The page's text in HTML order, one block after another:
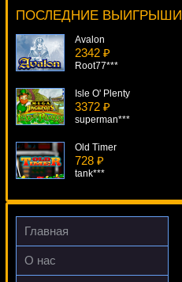
ПОСЛЕДНИЕ ВЫИГРЫШИ
Panamer***
Avalon
2342 ₽
Root77***
Isle O' Plenty
3372 ₽
superman***
Old Timer
728 ₽
tank***
Zombies
2567 ₽
Главная
О нас